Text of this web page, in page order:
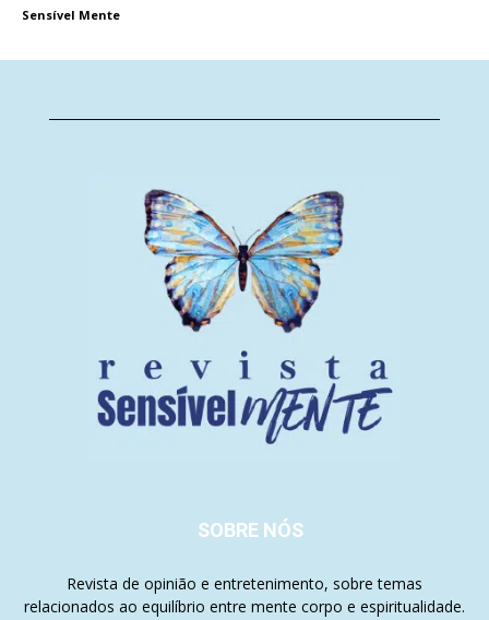
Sensível Mente
SOBRE NÓS
Revista de opinião e entretenimento, sobre temas
relacionados ao equilíbrio entre mente corpo e espiritualidade.